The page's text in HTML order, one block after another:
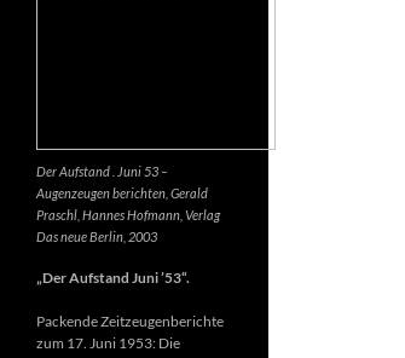
Der Aufstand . Juni 53 –
Augenzeugen berichten, Gerald
Praschl, Hannes Hofmann, Verlag
Das neue Berlin, 2003
„Der Aufstand Juni ’53“.
Packende Zeitzeugenberichte
zum 17. Juni 1953: Die